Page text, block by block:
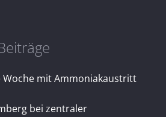
Woche mit Ammoniakaustritt
bei zentraler